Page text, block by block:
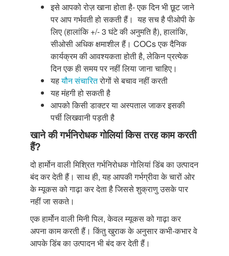
इसे आपको रोज़ खाना होता है- एक दिन भी छूट जाने
पर आप गर्भवती हो सकती हैं। यह सच है पीओपी के
लिए (हालांकि +/- 3 घंटे की अनुमति है), हालांकि,
सीओसी अधिक क्षमाशील हैं। COCs एक दैनिक
कार्यक्रम की आवश्यकता होती है, लेकिन प्रत्येक
दिन एक ही समय पर नहीं लिया जाना चाहिए।
यहयौन संचारितरोगों से बचाव नहीं करती
यह मंहगी हो सकती है
आपको किसी डाक्टर या अस्पताल जाकर इसकी
पर्ची लिखवानी पड़ती है
खाने की गर्भनिरोधक गोलियां किस तरह काम करती
हैं?
दो हार्मोन वाली मिश्रित गर्भनिरोधक गोलियां डिंब का उत्पादन
बंद कर देती हैं। साथ ही, यह आपकी गर्भग्रीवा के चारों ओर
के म्यूकस को गाढ़ा कर देता है जिससे शुक्राणु उसके पार
नहीं जा सकते।
एक हार्मोन वाली मिनी पिल, केवल म्यूकस को गाढ़ा कर
अपना काम करती हैं। किंतु खुराक के अनुसार कभी-कभार वे
आपके डिंब का उत्पादन भी बंद कर देती हैं।